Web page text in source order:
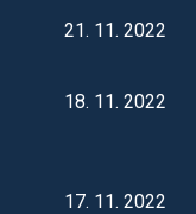
21. 11. 2022
18. 11. 2022
17. 11. 2022